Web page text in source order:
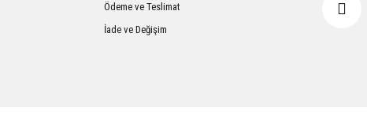
Ödeme ve Teslimat
İade ve Değişim